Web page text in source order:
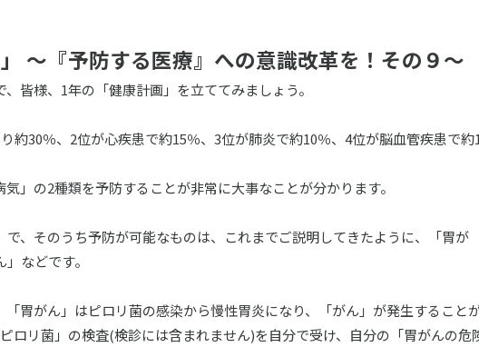
～『予防する医療』への意識改革を！その９～
皆様、1年の「健康計画」を立ててみましょう。
約30％、2位が心疾患で約15％、3位が肺炎で約10％、4位が脳血管疾患で約
」の2種類を予防することが非常に大事なことが分かります。
、そのうち予防が可能なものは、これまでご説明してきたように、「胃が
などです。
胃がん」はピロリ菌の感染から慢性胃炎になり、「がん」が発生すること
ロリ菌」の検査(検診には含まれません)を自分で受け、自分の「胃がんの危